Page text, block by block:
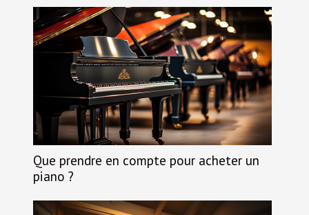
Que prendre en compte pour acheter un
piano ?